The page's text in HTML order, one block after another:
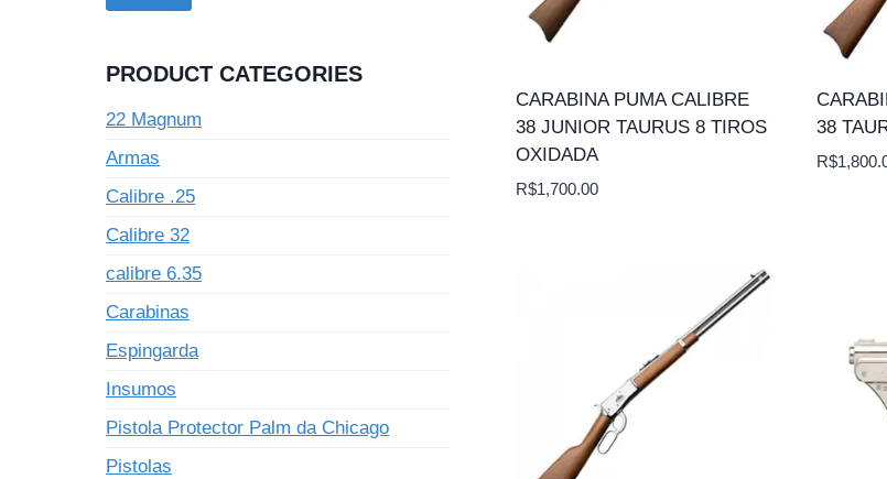
CARABINA PUMA CALIBRE
38 JUNIOR TAURUS 8 TIROS
OXIDADA
R$1,700.00
38
R$
PRODUCT CATEGORIES
22 Magnum
Armas
Calibre .25
Calibre 32
calibre 6.35
Carabinas
Espingarda
Insumos
Pistola Protector Palm da Chicago
Pistolas